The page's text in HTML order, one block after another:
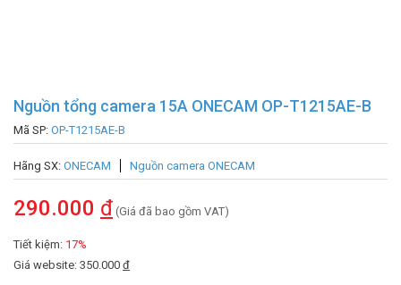
Nguồn tổng camera 15A ONECAM OP-T1215AE-B
Mã SP: OP-T1215AE-B
Hãng SX: ONECAM Nguồn camera ONECAM
290.000 đ (Giá đã bao gồm VAT)
Tiết kiệm: 17%
Giá website: 350.000 đ